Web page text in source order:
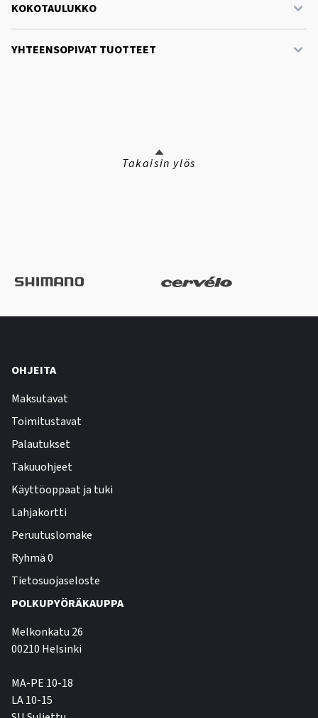
KOKOTAULUKKO
YHTEENSOPIVAT TUOTTEET
Takaisin ylös
OHJEITA
Maksutavat
Toimitustavat
Palautukset
Takuuohjeet
Käyttöoppaat ja tuki
Lahjakortti
Peruutuslomake
Ryhmä 0
Tietosuojaseloste
POLKUPYÖRÄKAUPPA
Melkonkatu 26
00210 Helsinki
MA-PE 10-18
LA 10-15